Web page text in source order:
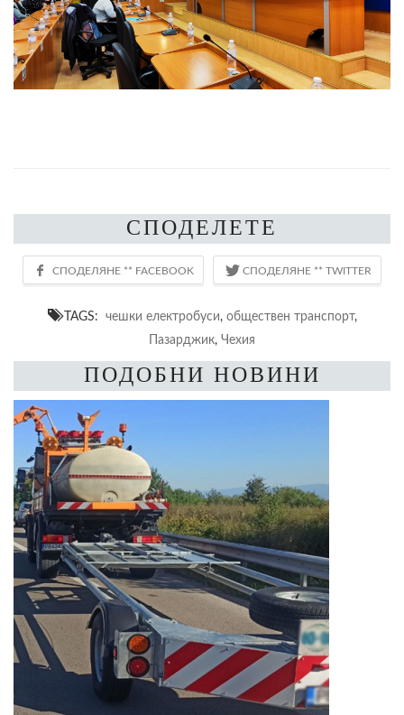
СПОДЕЛЕТЕ
TAGS: чешки електробуси, обществен транспорт,
Пазарджик, Чехия
ПОДОБНИ НОВИНИ